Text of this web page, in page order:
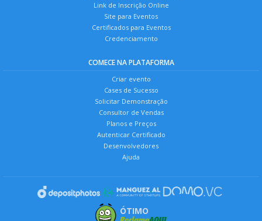
Link de Inscrição Online
Site para Eventos
Certificados para Eventos
Credenciamento
COMECE NA PLATAFORMA
Criar evento
Cases de Sucesso
Solicitar Demonstração
Consultor de Vendas
Planos e Preços
Autenticar Certificado
Desenvolvedores
Ajuda
ÓTIMO